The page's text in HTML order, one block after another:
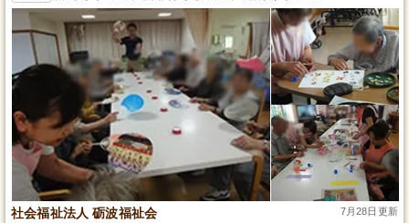
社会福祉法人 砺波福祉会 7月28日更新